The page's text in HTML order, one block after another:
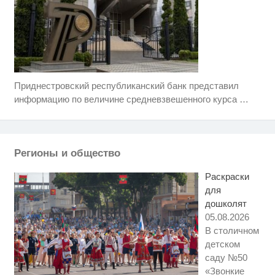
Приднестровский республиканский банк представил
информацию по величине средневзвешенного курса …
Регионы и общество
Раскраски
для
дошколят
05.08.2026
В столичном
детском
саду №50
«Звонкие
i
Скрытая камера на пляже
когда их не видят...
Ролик длится пару секунд, но
Королева вагона отожгла! Видео